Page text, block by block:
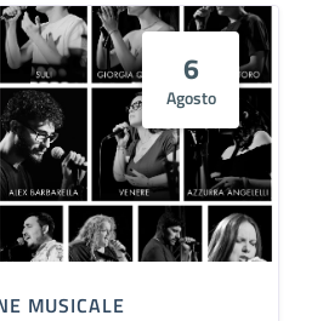
6
Agosto
MUSICALE